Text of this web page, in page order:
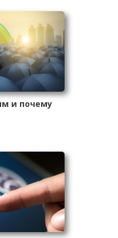
и почему